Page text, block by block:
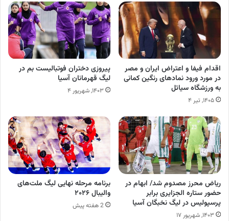
اقدام فیفا و اعتراض ایران و مصر
در مورد ورود نمادهای رنگین کمانی
به ورزشگاه سیاتل
۱۴۰۵, تیر ۴
پیروزی دختران فوتبالیست بم در
لیگ قهرمانان آسیا
۱۴۰۳, شهریور ۴
ریاض محرز مصدوم شد/ ابهام در
حضور ستاره الجزایری برابر
پرسپولیس در لیگ نخبگان آسیا
۱۴۰۳, شهریور ۱۷
برنامه مرحله نهایی لیگ ملت‌های
والیبال ۲۰۲۶
2 هفته پیش